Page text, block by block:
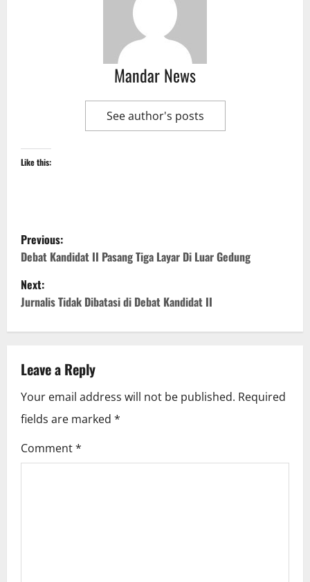
Mandar News
See author's posts
Like this:
P
o
s
a
v
i
g
Previous:
Debat Kandidat II Pasang Tiga Layar Di Luar Gedung
Next:
Jurnalis Tidak Dibatasi di Debat Kandidat II
Leave a Reply
Your email address will not be published. Required
fields are marked *
Comment*